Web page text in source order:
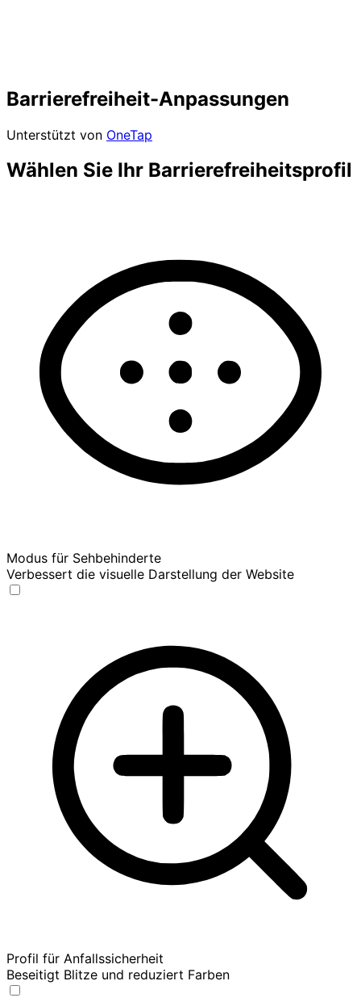
Barrierefreiheit-Anpassungen
Unterstützt von OneTap
Wählen Sie Ihr Barrierefreiheitsprofil
Modus für Sehbehinderte
Verbessert die visuelle Darstellung der Website
Profil für Anfallssicherheit
Beseitigt Blitze und reduziert Farben